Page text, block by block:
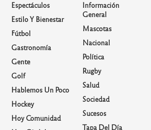
Espectáculos
Estilo Y Bienestar
Fútbol
Gastronomía
Gente
Golf
Hablemos Un Poco
Hockey
Hoy Comunidad
Información
General
Mascotas
Nacional
Política
Rugby
Salud
Sociedad
Sucesos
Tapa Del Día